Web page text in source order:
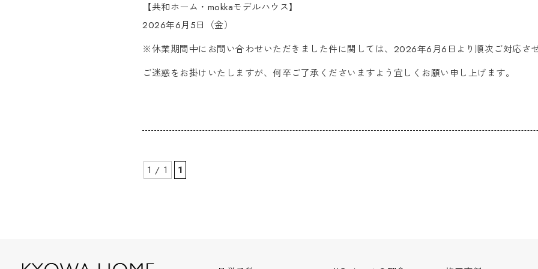
【共和ホーム・mokkaモデルハウス】
2026年6月5日（金）
※休業期間中にお問い合わせいただきました件に関しては、2026年6月6日より順次ご対応させ
ご迷惑をお掛けいたしますが、何卒ご了承くださいますよう宜しくお願い申し上げます。
1 / 1 1